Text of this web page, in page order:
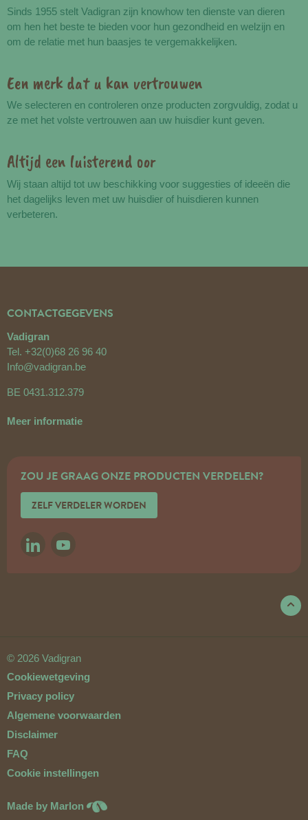
Sinds 1955 stelt Vadigran zijn knowhow ten dienste van dieren
om hen het beste te bieden voor hun gezondheid en welzijn en
om de relatie met hun baasjes te vergemakkelijken.
Een merk dat u kan vertrouwen
We selecteren en controleren onze producten zorgvuldig, zodat u
ze met het volste vertrouwen aan uw huisdier kunt geven.
Altijd een luisterend oor
Wij staan altijd tot uw beschikking voor suggesties of ideeën die
het dagelijks leven met uw huisdier of huisdieren kunnen
verbeteren.
CONTACTGEGEVENS
Vadigran
Tel. +32(0)68 26 96 40
Info@vadigran.be
BE 0431.312.379
Meer informatie
ZOU JE GRAAG ONZE PRODUCTEN VERDELEN?
ZELF VERDELER WORDEN
LINKEDINYOUTUBE
© 2026 Vadigran
Cookiewetgeving
Privacy policy
Algemene voorwaarden
Disclaimer
FAQ
Cookie instellingen
Made by Marlon